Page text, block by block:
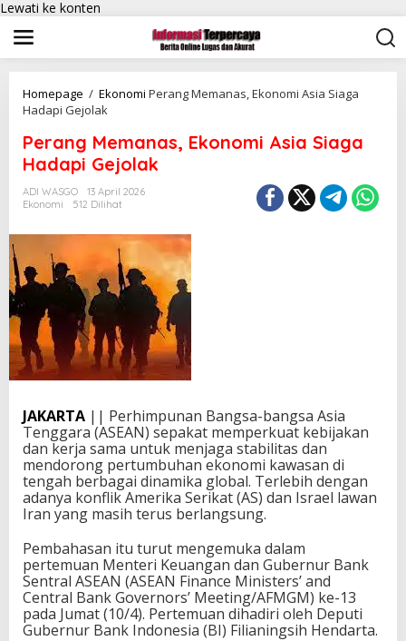
Lewati ke konten
Homepage / Ekonomi Perang Memanas, Ekonomi Asia Siaga
Hadapi Gejolak
Perang Memanas, Ekonomi Asia Siaga
Hadapi Gejolak
ADI WASGO
13 April 2026
Ekonomi
512 Dilihat
JAKARTA || Perhimpunan Bangsa-bangsa Asia
Tenggara (ASEAN) sepakat memperkuat kebijakan
dan kerja sama untuk menjaga stabilitas dan
mendorong pertumbuhan ekonomi kawasan di
tengah berbagai dinamika global. Terlebih dengan
adanya konflik Amerika Serikat (AS) dan Israel lawan
Iran yang masih terus berlangsung.
Pembahasan itu turut mengemuka dalam
pertemuan Menteri Keuangan dan Gubernur Bank
Sentral ASEAN (ASEAN Finance Ministers’ and
Central Bank Governors’ Meeting/AFMGM) ke-13
pada Jumat (10/4). Pertemuan dihadiri oleh Deputi
Gubernur Bank Indonesia (BI) Filianingsih Hendarta.